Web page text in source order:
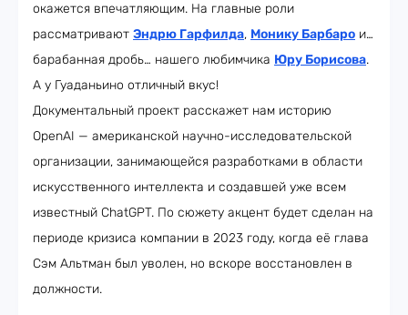
окажется впечатляющим. На главные роли
рассматривают Эндрю Гарфилда, Монику Барбаро и…
барабанная дробь… нашего любимчика Юру Борисова.
А у Гуаданьино отличный вкус!
Документальный проект расскажет нам историю
OpenAI — американской научно-исследовательской
организации, занимающейся разработками в области
искусственного интеллекта и создавшей уже всем
известный ChatGPT. По сюжету акцент будет сделан на
периоде кризиса компании в 2023 году, когда её глава
Сэм Альтман был уволен, но вскоре восстановлен в
должности.